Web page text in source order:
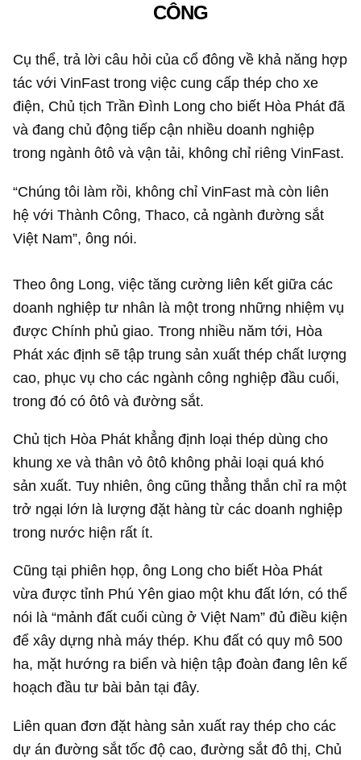
CÔNG
Cụ thể, trả lời câu hỏi của cổ đông về khả năng hợp
tác với VinFast trong việc cung cấp thép cho xe
điện, Chủ tịch Trần Đình Long cho biết Hòa Phát đã
và đang chủ động tiếp cận nhiều doanh nghiệp
trong ngành ôtô và vận tải, không chỉ riêng VinFast.
“Chúng tôi làm rồi, không chỉ VinFast mà còn liên
hệ với Thành Công, Thaco, cả ngành đường sắt
Việt Nam”, ông nói.
Theo ông Long, việc tăng cường liên kết giữa các
doanh nghiệp tư nhân là một trong những nhiệm vụ
được Chính phủ giao. Trong nhiều năm tới, Hòa
Phát xác định sẽ tập trung sản xuất thép chất lượng
cao, phục vụ cho các ngành công nghiệp đầu cuối,
trong đó có ôtô và đường sắt.
Chủ tịch Hòa Phát khẳng định loại thép dùng cho
khung xe và thân vỏ ôtô không phải loại quá khó
sản xuất. Tuy nhiên, ông cũng thẳng thắn chỉ ra một
trở ngại lớn là lượng đặt hàng từ các doanh nghiệp
trong nước hiện rất ít.
Cũng tại phiên họp, ông Long cho biết Hòa Phát
vừa được tỉnh Phú Yên giao một khu đất lớn, có thể
nói là “mảnh đất cuối cùng ở Việt Nam” đủ điều kiện
để xây dựng nhà máy thép. Khu đất có quy mô 500
ha, mặt hướng ra biển và hiện tập đoàn đang lên kế
hoạch đầu tư bài bản tại đây.
Liên quan đơn đặt hàng sản xuất ray thép cho các
dự án đường sắt tốc độ cao, đường sắt đô thị, Chủ